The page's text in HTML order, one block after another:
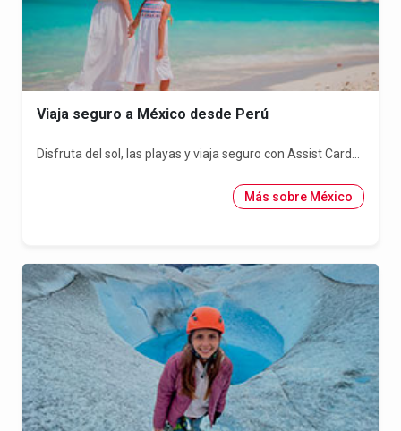
Viaja seguro a México desde Perú
Disfruta del sol, las playas y viaja seguro con Assist Card...
Más sobre México